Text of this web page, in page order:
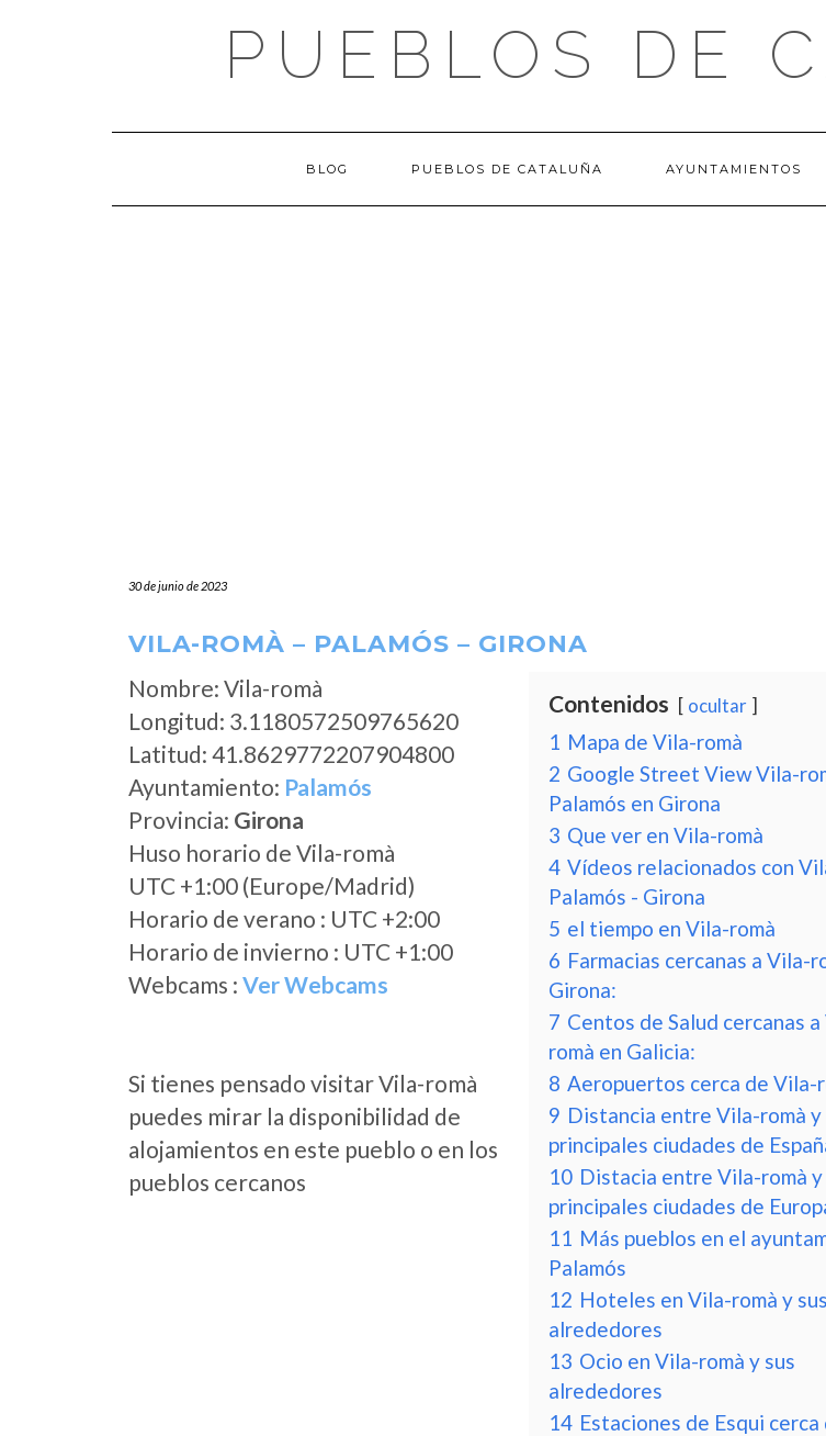
PUEBLOS DE
BLOG PUEBLOS DE CATALUÑA AYUNTAMIENTOS
30 de junio de 2023
VILA-ROMÀ – PALAMÓS – GIRONA
Nombre: Vila-romà
Longitud: 3.1180572509765620
Latitud: 41.8629772207904800
Ayuntamiento: Palamós
Provincia: Girona
Huso horario de Vila-romà
UTC +1:00 (Europe/Madrid)
Horario de verano : UTC +2:00
Horario de invierno : UTC +1:00
Webcams : Ver Webcams
Si tienes pensado visitar Vila-romà
puedes mirar la disponibilidad de
alojamientos en este pueblo o en los
pueblos cercanos
Contenidos ocultar
1 Mapa de Vila-romà
2 Google Street View Vila-
Palamós en Girona
3 Que ver en Vila-romà
4 Vídeos relacionados con
Palamós - Girona
5 el tiempo en Vila-romà
6 Farmacias cercanas a Vila-
Girona:
7 Centos de Salud cercanas
romà en Galicia:
8 Aeropuertos cerca de Vila-
9 Distancia entre Vila-romà y
principales ciudades de
10 Distacia entre Vila-romà y
principales ciudades de
11 Más pueblos en el
Palamós
12 Hoteles en Vila-romà y sus
alrededores
13 Ocio en Vila-romà y sus
alrededores
14 Estaciones de Esqui